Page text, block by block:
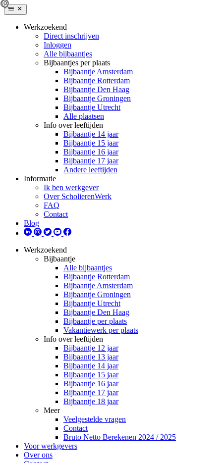
Werkzoekend
Direct inschrijven
Inloggen
Alle bijbaantjes
Bijbaantjes per plaats
Bijbaantje Amsterdam
Bijbaantje Rotterdam
Bijbaantje Den Haag
Bijbaantje Groningen
Bijbaantje Utrecht
Alle plaatsen
Info over leeftijden
Bijbaantje 14 jaar
Bijbaantje 15 jaar
Bijbaantje 16 jaar
Bijbaantje 17 jaar
Andere leeftijden
Informatie
Ik ben werkgever
Over ScholierenWerk
FAQ
Contact
Blog
Werkzoekend
Bijbaantje
Alle bijbaantjes
Bijbaantje Rotterdam
Bijbaantje Amsterdam
Bijbaantje Groningen
Bijbaantje Utrecht
Bijbaantje Den Haag
Bijbaantje per plaats
Vakantiewerk per plaats
Info over leeftijden
Bijbaantje 12 jaar
Bijbaantje 13 jaar
Bijbaantje 14 jaar
Bijbaantje 15 jaar
Bijbaantje 16 jaar
Bijbaantje 17 jaar
Bijbaantje 18 jaar
Meer
Veelgestelde vragen
Contact
Bruto Netto Berekenen 2024 / 2025
Voor werkgevers
Over ons